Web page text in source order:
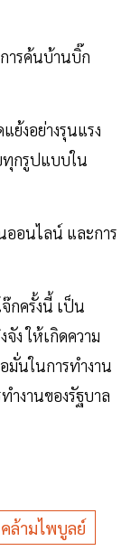
ารค้นบ้านบิ๊ก
ย้งอย่างรุนแรง
ทุกรูปแบบใน
อนไลน์ และการ
กครั้งนี้ เป็น
ง ให้เกิดความ
มั่นในการทำงาน
ำงานของรัฐบาล
ล้ามไพบูลย์